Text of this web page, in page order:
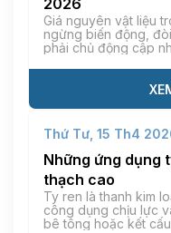
2026
Giá nguyên vật liệu
ngừng biến động,
phải chủ động cập
Thứ Tư, 15 Th4
Những ứng dụng
thạch cao
Ty ren là thanh kim
công dụng chịu lực
bê tông hoặc kết